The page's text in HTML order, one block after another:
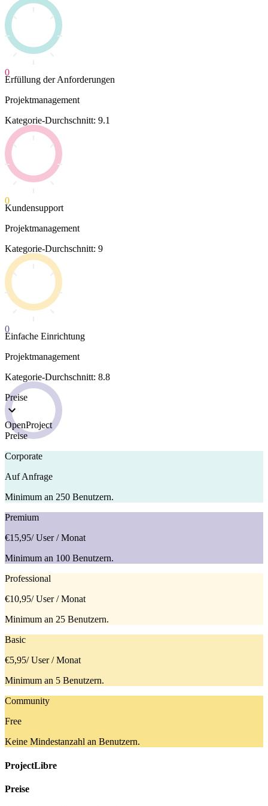
0
Erfüllung der Anforderungen
Projektmanagement
Kategorie-Durchschnitt: 9.1
0
Kundensupport
Projektmanagement
Kategorie-Durchschnitt: 9
0
Einfache Einrichtung
Projektmanagement
Kategorie-Durchschnitt: 8.8
Preise
OpenProject
Preise
Corporate
Auf Anfrage
Minimum an 250 Benutzern.
Premium
€15,95/ User / Monat
Minimum an 100 Benutzern.
Professional
€10,95/ User / Monat
Minimum an 25 Benutzern.
Basic
€5,95/ User / Monat
Minimum an 5 Benutzern.
Community
Free
Keine Mindestanzahl an Benutzern.
ProjectLibre
Preise